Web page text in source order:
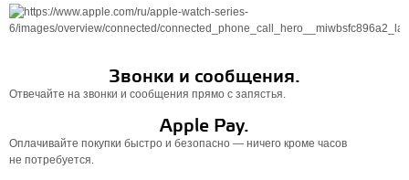
Звонки и сообщения.
Отвечайте на звонки и сообщения прямо с запястья.
Apple Pay.
Оплачивайте покупки быстро и безопасно — ничего кроме часов
не потребуется.